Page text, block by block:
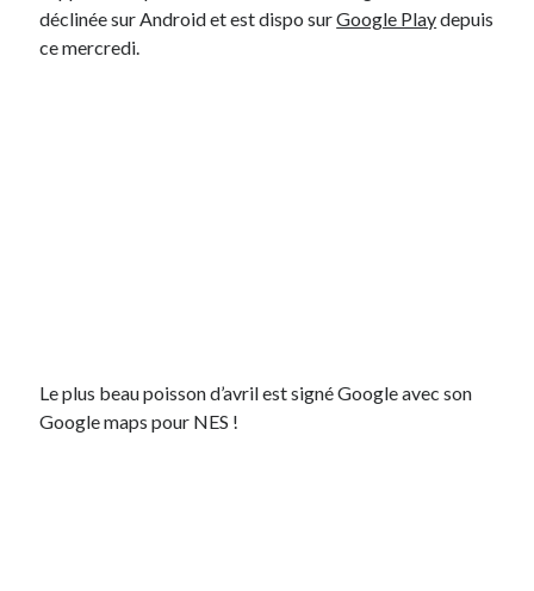
déclinée sur Android et est dispo surGoogle Playdepuis
ce mercredi.
Le plus beau poisson d’avril est signé Google avec son
Google maps pour NES !